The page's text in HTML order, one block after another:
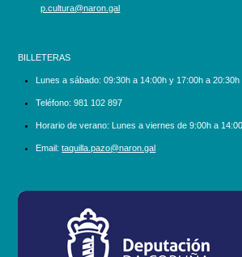
p.cultura@naron.gal
BILLETERAS
Lunes a sábado: 09:30h a 14:00h y 17:00h a 20:30h
Teléfono: 981 102 897
Horario de verano: Lunes a viernes de 9:00h a
Email: taquilla.pazo@naron.gal
logo_depcoruna.png